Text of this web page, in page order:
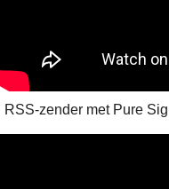
RSS-zender met Pure